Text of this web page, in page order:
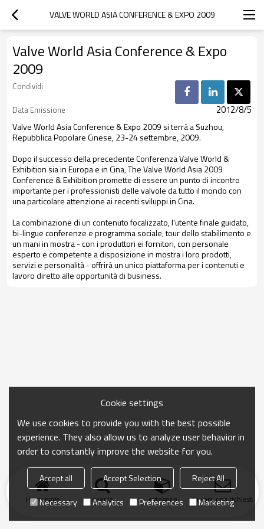
VALVE WORLD ASIA CONFERENCE & EXPO 2009
Valve World Asia Conference & Expo
2009
Condividi
Data Emissione
2012/8/5
Valve WorldAsiaConference &Expo 2009 si terrà aSuzhou,
Repubblica Popolare Cinese,23-24 settembre,2009.
Dopo il successo dellaprecedente ConferenzaValve World &
Exhibition sia in Europae in Cina,TheValve WorldAsia 2009
Conference & Exhibitionpromette di essereun punto di incontro
importanteper i professionistidelle valvoleda tutto ilmondo con
unaparticolare attenzione airecenti sviluppiin Cina.
La combinazione diun contenutofocalizzato, l'utente finaleguidato,
bi-lingueconferenze eprogramma sociale,tour dello stabilimentoe
unmaniin mostra-coni produttori ei fornitori, conpersonale
espertoe competente a disposizionein mostrai loroprodotti,
servizi epersonalità-offriràun unicopiattaformaper i contenuti e
lavoro diretto alle opportunità di business.
Homepage ricerca categoria Inviare una richiesta
Cookie settings
We use cookies to provide you with the best possible
experience. They also allow us to analyze user behavior in
order to constantly improve the website for you.
Accept all Accept Selection
Reject All
Necessary
Analytics Preferences Marketing